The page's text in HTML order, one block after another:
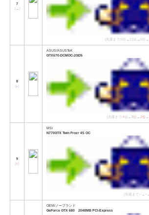
7
[→ ]
[先週まで:5位→11位→5位→
8
[↓]
ASUS/ASUSTeK
GTX670-DCMOC-2GD5
[先週まで:4位 →3位 →2位 →
9
[↑]
MSI
N770GTX Twin Frozr 4S OC
[先週まで
OEM/ノーブランド
GeForce GTX 680 2048MB PCI-Express